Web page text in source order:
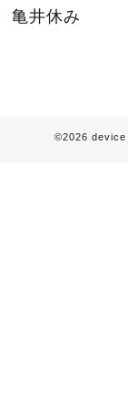
亀井休み
©2026 device